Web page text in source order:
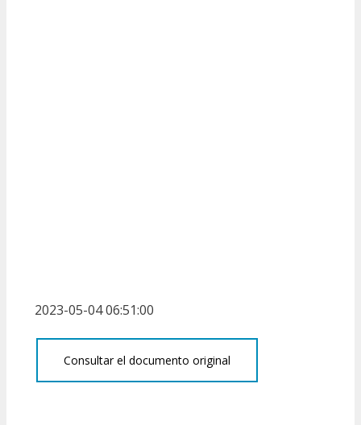
2023-05-04 06:51:00
Consultar el documento original